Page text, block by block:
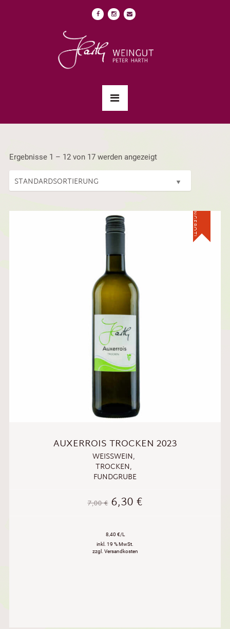
Ergebnisse 1 – 12 von 17 werden angezeigt
ANGEBOT!
AUXERROIS TROCKEN 2023
WEISSWEIN ,
TROCKEN,
FUNDGRUBE
7,00€ 6,30€
8,40 €/L
inkl. 19 % MwSt.
zzgl. Versandkosten